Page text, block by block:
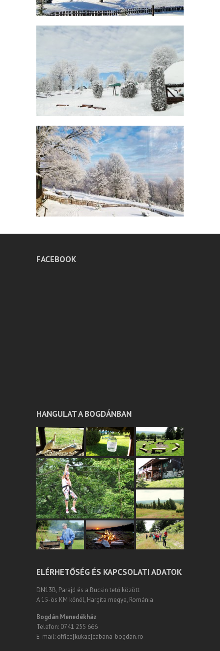
FACEBOOK
HANGULAT A BOGDÁNBAN
ELÉRHETŐSÉG ÉS KAPCSOLATI ADATOK
DN13B, Parajd és a Bucsin tető között
A 15-ös KM kőnél, Hargita megye, Románia
Bogdán Menedékház
Telefon: 0741 255 666
E-mail: office[kukac]cabana-bogdan.ro